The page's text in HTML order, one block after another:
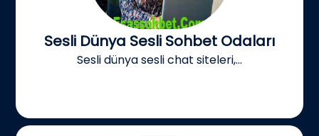
Sesli Dünya Sesli Sohbet Odaları
Sesli dünya sesli chat siteleri,...